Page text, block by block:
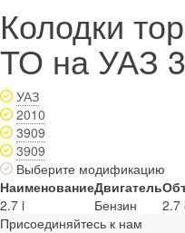
Колодки
ТО на УАЗ
УАЗ
2010
3909
3909
Выберите модификацию
НаименованиеДвигатель
2.7 i
Бензин 2.7
Присоединяйтесь к нам